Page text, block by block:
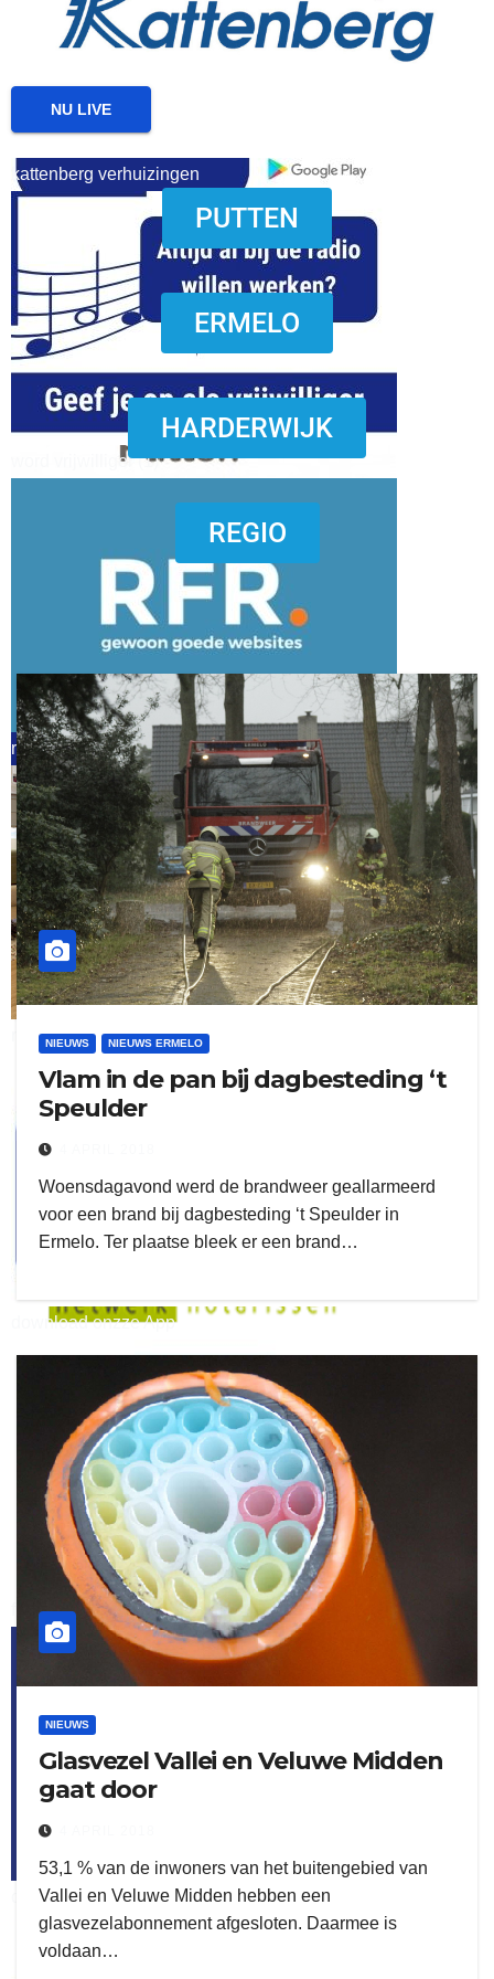
download onzze App
word vrijwilliger (1)
delangekortland
kattenberg verhuizingen
word vrijwilliger (1)
refreshed webdesign putten
ruitengaparket
download onzze App
flitsmeister
ook adverteren
NU LIVE
PUTTEN
ERMELO
HARDERWIJK
REGIO
NIEUWS NIEUWS ERMELO
Vlam in de pan bij dagbesteding ‘t
Speulder
Woensdagavond werd de brandweer geallarmeerd
voor een brand bij dagbesteding ‘t Speulder in
Ermelo. Ter plaatse bleek er een brand…
NIEUWS
Glasvezel Vallei en Veluwe Midden
gaat door
53,1 % van de inwoners van het buitengebied van
Vallei en Veluwe Midden hebben een
glasvezelabonnement afgesloten. Daarmee is
voldaan…